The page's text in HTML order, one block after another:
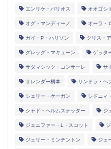
エンリケ・バリオス オオゴシ
オグ・マンディーノ オーラ・
ガイ・P・ハリソン クリス・
グレッグ・マキューン ゲッタ
サダマシック・コンサーレ サ
サレンダー橋本 サンドラ・ヘ
シェリー・ケーガン シドニィ
シャド・ヘルムステッター ジ
ジェニファー・L・スコット
ジェリー・ミンチントン ジェ